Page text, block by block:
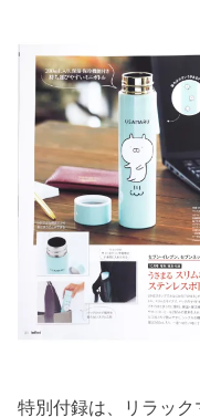
特別付録は、リラッ